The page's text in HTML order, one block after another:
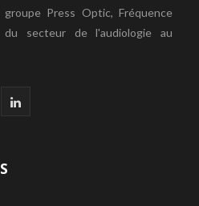
Press Optic, Fréquence
secteur de l'audiologie au
L